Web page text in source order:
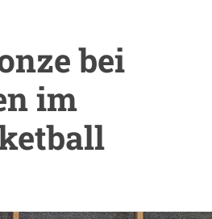
bei
im